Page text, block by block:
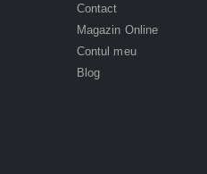
Contact
Magazin Online
Contul meu
Blog